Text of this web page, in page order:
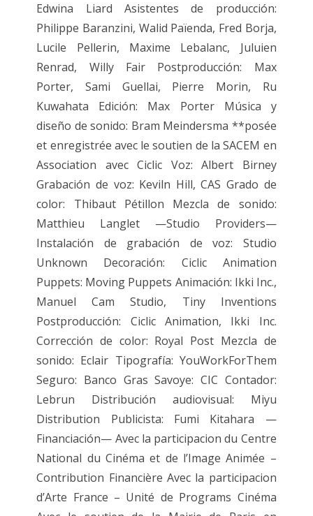
Edwina Liard Asistentes de producción:
Philippe Baranzini, Walid Païenda, Fred Borja,
Lucile Pellerin, Maxime Lebalanc, Juluien
Renrad, Willy Fair Postproducción: Max
Porter, Sami Guellai, Pierre Morin, Ru
Kuwahata Edición: Max Porter Música y
diseño de sonido: Bram Meindersma **posée
et enregistrée avec le soutien de la SACEM en
Association avec Ciclic Voz: Albert Birney
Grabación de voz: Keviln Hill, CAS Grado de
color: Thibaut Pétillon Mezcla de sonido:
Matthieu Langlet —Studio Providers—
Instalación de grabación de voz: Studio
Unknown Decoración: Ciclic Animation
Puppets: Moving Puppets Animación: Ikki Inc.,
Manuel Cam Studio, Tiny Inventions
Postproducción: Ciclic Animation, Ikki Inc.
Corrección de color: Royal Post Mezcla de
sonido: Eclair Tipografía: YouWorkForThem
Seguro: Banco Gras Savoye: CIC Contador:
Lebrun Distribución audiovisual: Miyu
Distribution Publicista: Fumi Kitahara —
Financiación— Avec la participacion du Centre
National du Cinéma et de l’Image Animée –
Contribution Financière Avec la participacion
d’Arte France – Unité de Programs Cinéma